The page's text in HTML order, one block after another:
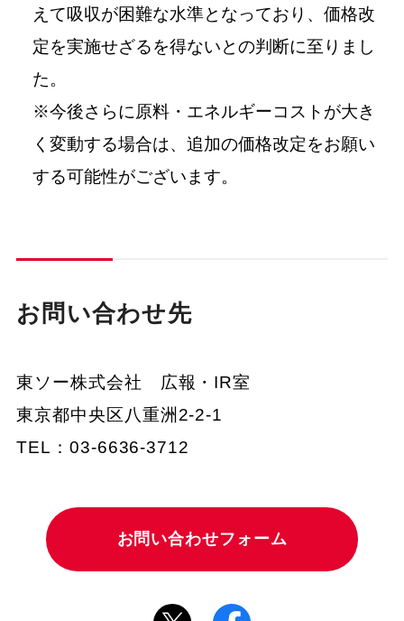
えて吸収が困難な⽔準となっており、価格改
定を実施せざるを得ないとの判断に⾄りまし
た。
※今後さらに原料・エネルギーコストが大き
く変動する場合は、追加の価格改定をお願い
する可能性がございます。
お問い合わせ先
東ソー株式会社 広報・IR室
東京都中央区八重洲2-2-1
TEL：03-6636-3712
お問い合わせフォーム